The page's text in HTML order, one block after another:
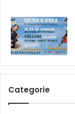
Categorie